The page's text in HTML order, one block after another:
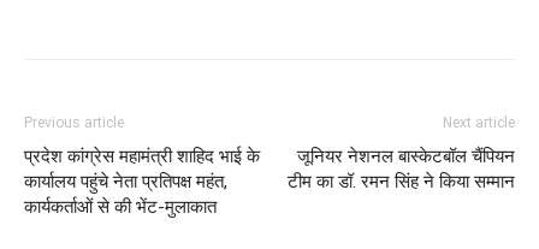
Previous article
प्रदेश कांग्रेस महामंत्री शाहिद भाई के
कार्यालय पहुंचे नेता प्रतिपक्ष महंत,
कार्यकर्ताओं से की भेंट-मुलाकात
Next article
जूनियर नेशनल बास्केटबॉल चैंपियन
टीम का डॉ. रमन सिंह ने किया सम्मान